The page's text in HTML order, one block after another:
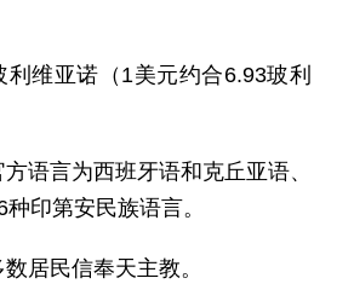
利维亚诺（1美元约合6.93玻利
方语言为西班牙语和克丘亚语、
印第安民族语言。
数居民信奉天主教。